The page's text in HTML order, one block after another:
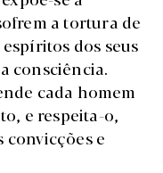
a tortura de
dos seus
consciência.
cada homem
e respeita-o,
convicções e